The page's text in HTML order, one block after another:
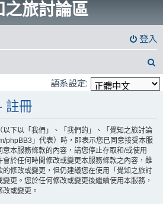
之旅討論區
登入
語系設定:
註冊
下以「我們」、「我們的」、「覺知之旅討論
phpBB3」代表）時，即表示您已同意接受本服
本服務條款的內容，請您停止存取和/或使用
會於任何時間修改或變更本服務條款之內容，雖
修改或變更，但仍建議您在使用「覺知之旅討
更。您於任何修改或變更後繼續使用本服務，
或變更。